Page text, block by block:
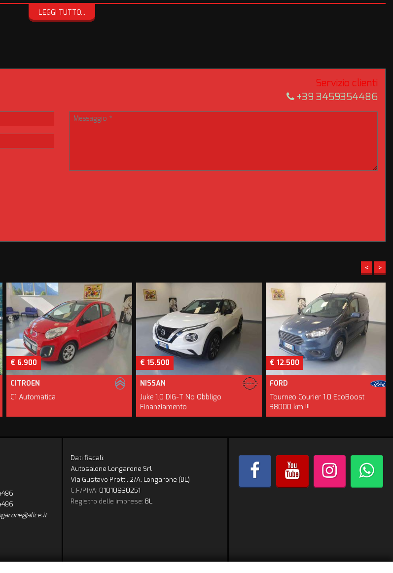
QUESTO NON NASCONDIAMO LE TARGHE PROPRIO PER CONSENTIRVI DI FARE OGNI CONTROLLO A DISTANZA!!!
sono prive di ruggine e vengono controllate e scelte prima del ritiro con possibilità di visione presso la nostra
telefonando all'ufficio vendite. Autosalone Longarone srl declina ogni responsabilità per eventuali involontarie
LEGGI TUTTO...
Servizio clienti
+39 3459354486
< >
€ 6.900
CITROEN
C1 Automatica
€ 15.500
NISSAN
Juke 1.0 DIG-T No Obbligo
Finanziamento
€ 12.500
FORD
Tourneo Courier 1.0 EcoBoost
38000 km !!!
Dati fiscali:
Autosalone Longarone Srl
Via Gustavo Protti, 2/A, Longarone (BL)
C.F/P.IVA: 01010930251
Registro delle imprese: BL